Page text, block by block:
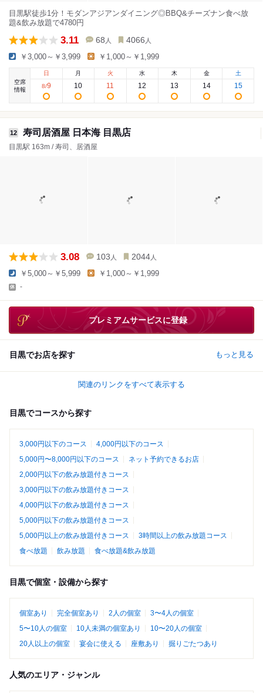
目黒駅徒歩1分！モダンアジアンダイニング◎BBQ&チーズナン食べ放
題&飲み放題で4780円
3.11 68 人 4066 人
￥3,000～￥3,999 ￥1,000～￥1,999
空席
情報
日
8/9
月
10
火
11
水
12
木
13
金
14
土
15
12 寿司居酒屋 日本海 目黒店
目黒駅 163m / 寿司、居酒屋
3.08 103 人 2044 人
￥5,000～￥5,999 ￥1,000～￥1,999
-
プレミアムサービスに登録
目黒でお店を探す もっと見る
関連のリンクをすべて表示する
目黒でコースから探す
3,000円以下のコース
4,000円以下のコース
5,000円〜8,000円以下のコース
ネット予約できるお店
2,000円以下の飲み放題付きコース
3,000円以下の飲み放題付きコース
4,000円以下の飲み放題付きコース
5,000円以下の飲み放題付きコース
5,000円以上の飲み放題付きコース
3時間以上の飲み放題コース
食べ放題
飲み放題 食べ放題&飲み放題
目黒で個室・設備から探す
個室あり 完全個室あり 2人の個室
3〜4人の個室
5〜10人の個室
10人未満の個室あり
10〜20人の個室
20人以上の個室
宴会に使える 座敷あり 掘りごたつあり
人気のエリア・ジャンル